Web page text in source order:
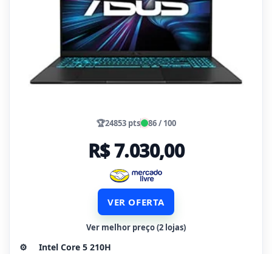
🏆24853 pts 86 / 100
R$ 7.030,00
VER OFERTA
Ver melhor preço (2 lojas)
⚙️
Intel Core 5 210H